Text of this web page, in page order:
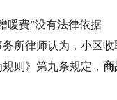
暖费”没有法律依据
所律师认为，小区收
则》第九条规定， 商